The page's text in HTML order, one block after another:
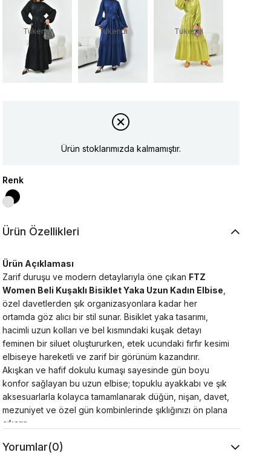
Tükendi Tükendi Tükendi
Ürün stoklarımızda kalmamıştır.
Renk
Ürün Özellikleri
Ürün Açıklaması
Zarif duruşu ve modern detaylarıyla öne çıkan FTZ
Women Beli Kuşaklı Bisiklet Yaka Uzun Kadın Elbise
özel davetlerden şık organizasyonlara kadar her
ortamda göz alıcı bir stil sunar. Bisiklet yaka tasarımı,
hacimli uzun kolları ve bel kısmındaki kuşak detayı
feminen bir siluet oluştururken, etek ucundaki fırfır kesimi
elbiseye hareketli ve zarif bir görünüm kazandırır.
Akışkan ve hafif dokulu kumaşı sayesinde gün boyu
konfor sağlayan bu uzun elbise; topuklu ayakkabı ve şık
aksesuarlarla kolayca tamamlanarak düğün, nişan, davet,
mezuniyet ve özel gün kombinlerinde şıklığınızı ön plana
çıkarır.
Kumaş:Dokuma Kumaş
Yorumlar(0)